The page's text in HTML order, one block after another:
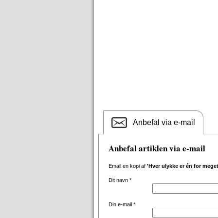
Anbefal via e-mail
Anbefal artiklen via e-mail
Email en kopi af 'Hver ulykke er én for
Dit navn *
Din e-mail *